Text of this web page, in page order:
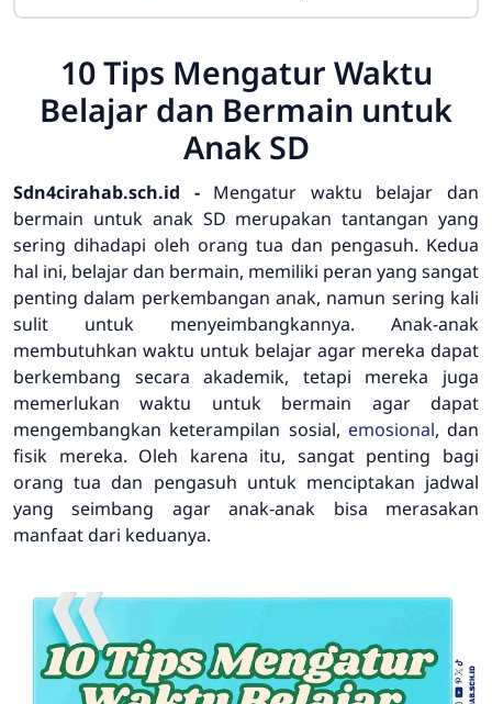
10 Tips Mengatur Waktu
Belajar dan Bermain untuk
Anak SD
Sdn4cirahab.sch.id - Mengatur waktu belajar dan
bermain untuk anak SD merupakan tantangan yang
sering dihadapi oleh orang tua dan pengasuh. Kedua
hal ini, belajar dan bermain, memiliki peran yang sangat
penting dalam perkembangan anak, namun sering kali
sulit untuk menyeimbangkannya. Anak-anak
membutuhkan waktu untuk belajar agar mereka dapat
berkembang secara akademik, tetapi mereka juga
memerlukan waktu untuk bermain agar dapat
mengembangkan keterampilan sosial, emosional, dan
fisik mereka. Oleh karena itu, sangat penting bagi
orang tua dan pengasuh untuk menciptakan jadwal
yang seimbang agar anak-anak bisa merasakan
manfaat dari keduanya.